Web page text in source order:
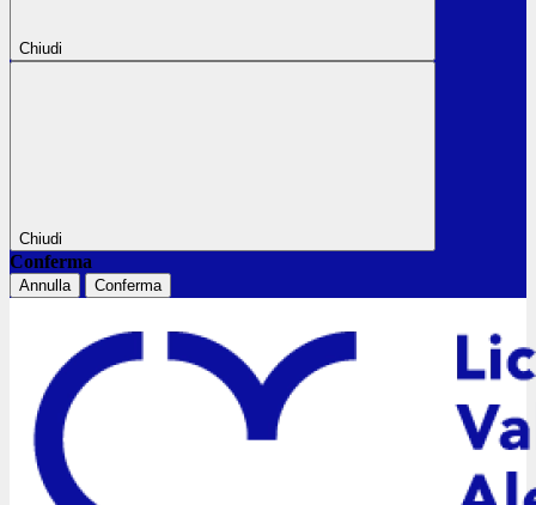
Chiudi
Chiudi
Conferma
Annulla Conferma